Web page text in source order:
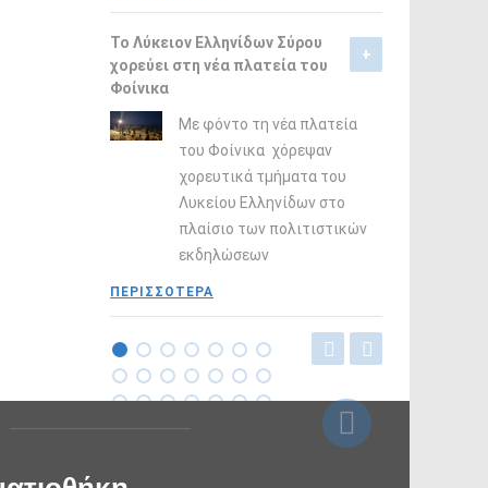
Το Λύκειον Ελληνίδων Σύρου
χορεύει στη νέα πλατεία του
Φοίνικα
Με φόντο τη νέα πλατεία
του Φοίνικα χόρεψαν
χορευτικά τμήματα του
Λυκείου Ελληνίδων στο
πλαίσιο των πολιτιστικών
εκδηλώσεων
ΠΕΡΙΣΣΟΤΕΡΑ